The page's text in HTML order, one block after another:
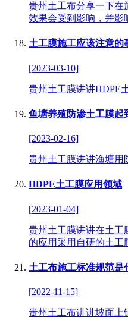
贵州土工布分享一下在
效果会受到影响，并影
土工膜施工应该注意的
[2023-03-10]
贵州土工膜讲讲HDPE
鱼塘养殖防渗土工膜起
[2023-02-16]
贵州土工膜讲讲渔塘用
HDPE土工膜应用领域
[2023-01-04]
贵州土工膜讲讲在土工
的应用采用自研的土工
土工布施工标准规范是
[2022-11-15]
贵州土工布讲讲坡面上